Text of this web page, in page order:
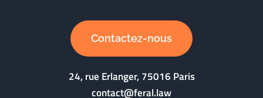
Contactez-nous
24, rue Erlanger, 75016 Paris
contact@feral.law